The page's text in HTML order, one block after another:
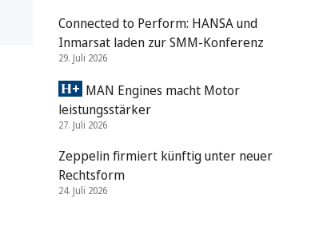
Connected to Perform: HANSA und
Inmarsat laden zur SMM-Konferenz
29. Juli 2026
MAN Engines macht Motor
leistungsstärker
27. Juli 2026
Zeppelin firmiert künftig unter neuer
Rechtsform
24. Juli 2026